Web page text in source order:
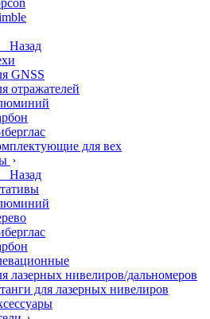
Назад
GNSS
отражателей
для вех
Назад
лазерных нивелиров/дальномеров
для лазерных нивелиров